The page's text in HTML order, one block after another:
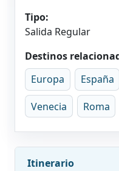
Tipo:
Salida Regular
Destinos
Europa
España
Venecia Roma
Itinerario